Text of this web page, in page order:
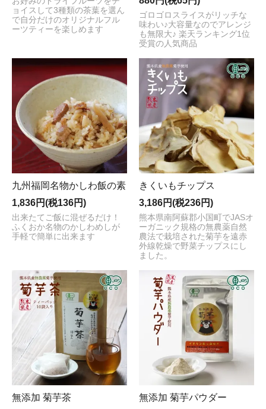
ョイスして3種類の茶葉を選ん
で自分だけのオリジナルフル
ーツティーを楽しめます
ゴロゴロスライスがリッチな
味わい♪大容量なのでアレンジ
も無限大♪ 楽天ランキング1位
受賞の人気商品
九州福岡名物かしわ飯の素
1,836円(税136円)
出来たてご飯に混ぜるだけ！
ふくおか名物のかしわめしが
手軽で簡単に出来ます
きくいもチップス
3,186円(税236円)
熊本県南阿蘇郡小国町でJASオ
ーガニック規格の無農薬自然
農法で栽培された菊芋を遠赤
外線乾燥で野菜チップスにし
ました。
無添加 菊芋茶
無添加 菊芋パウダー